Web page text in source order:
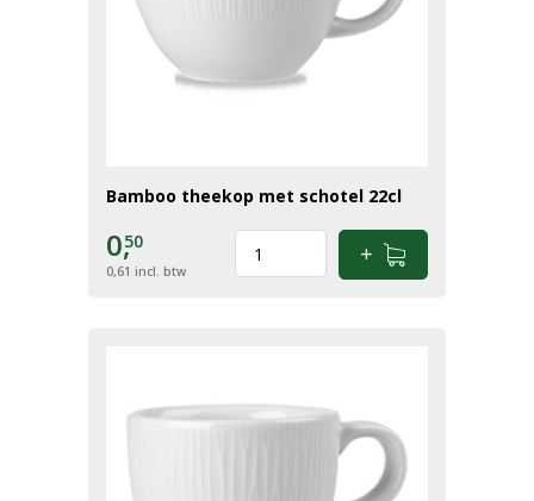
Bamboo theekop met schotel 22cl
0,50
0,61 incl. btw